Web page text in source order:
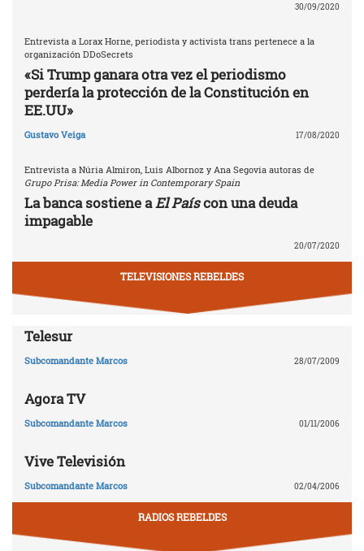
30/09/2020
Entrevista a Lorax Horne, periodista y activista trans pertenece a la
organización DDoSecrets
«Si Trump ganara otra vez el periodismo
perdería la protección de la Constitución en
EE.UU»
Gustavo Veiga 17/08/2020
Entrevista a Núria Almiron, Luis Albornoz y Ana Segovia autoras de
Grupo Prisa: Media Power in Contemporary Spain
La banca sostiene aEl Paíscon una deuda
impagable
20/07/2020
TELEVISIONES REBELDES
Telesur
Subcomandante Marcos 28/07/2009
Agora TV
Subcomandante Marcos 01/11/2006
Vive Televisión
Subcomandante Marcos 02/04/2006
RADIOS REBELDES